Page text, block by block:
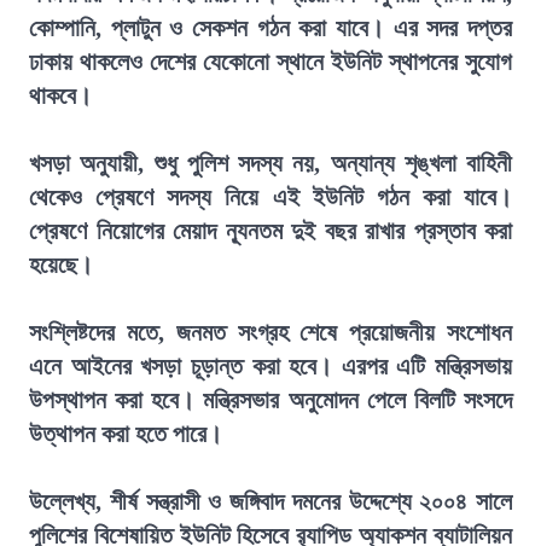
কোম্পানি, প্লাটুন ও সেকশন গঠন করা যাবে। এর সদর দপ্তর
ঢাকায় থাকলেও দেশের যেকোনো স্থানে ইউনিট স্থাপনের সুযোগ
থাকবে।
খসড়া অনুযায়ী, শুধু পুলিশ সদস্য নয়, অন্যান্য শৃঙ্খলা বাহিনী
থেকেও প্রেষণে সদস্য নিয়ে এই ইউনিট গঠন করা যাবে।
প্রেষণে নিয়োগের মেয়াদ ন্যূনতম দুই বছর রাখার প্রস্তাব করা
হয়েছে।
সংশ্লিষ্টদের মতে, জনমত সংগ্রহ শেষে প্রয়োজনীয় সংশোধন
এনে আইনের খসড়া চূড়ান্ত করা হবে। এরপর এটি মন্ত্রিসভায়
উপস্থাপন করা হবে। মন্ত্রিসভার অনুমোদন পেলে বিলটি সংসদে
উত্থাপন করা হতে পারে।
উল্লেখ্য, শীর্ষ সন্ত্রাসী ও জঙ্গিবাদ দমনের উদ্দেশ্যে ২০০৪ সালে
পুলিশের বিশেষায়িত ইউনিট হিসেবে র‍্যাপিড অ্যাকশন ব্যাটালিয়ন